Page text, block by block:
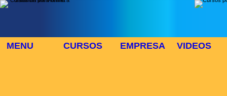
MENU CURSOS EMPRESA VIDEOS